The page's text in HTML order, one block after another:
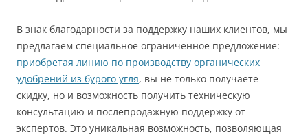
В знак благодарности за поддержку наших клиентов, мы
предлагаем специальное ограниченное предложение:
приобретая линию по производству органических
удобрений из бурого угля, вы не только получаете
скидку, но и возможность получить техническую
консультацию и послепродажную поддержку от
экспертов. Это уникальная возможность, позволяющая